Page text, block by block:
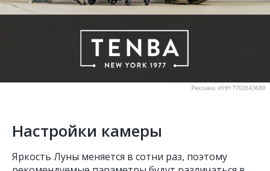
Настройки камеры
Яркость Луны меняется в сотни раз, поэтому